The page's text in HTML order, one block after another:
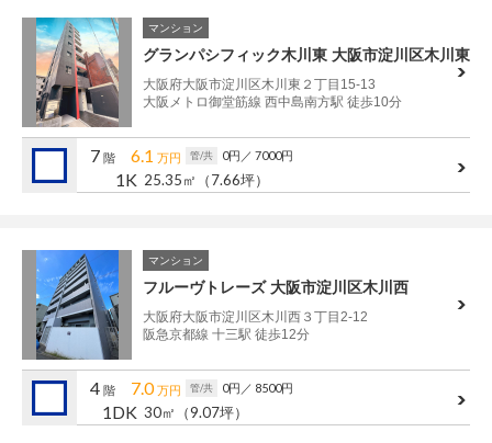
マンション
グランパシフィック木川東 大阪市淀川区木川東
大阪府大阪市淀川区木川東２丁目15-13
大阪メトロ御堂筋線 西中島南方駅 徒歩10分
7 階 6.1 万円 管/共 0円 ／ 7000円
1K 25.35㎡ （7.66坪）
マンション
フルーヴトレーズ 大阪市淀川区木川西
大阪府大阪市淀川区木川西３丁目2-12
阪急京都線 十三駅 徒歩12分
4 階 7.0万円 管/共 0円 ／ 8500円
1DK 30㎡ （9.07坪）